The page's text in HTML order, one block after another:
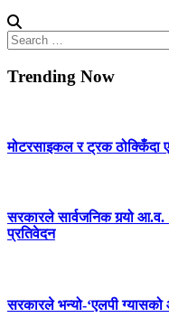
Search
for:
Trending Now
मोटरसाइकल र ट्रक ठोक्किँदा
सरकारले सार्वजनिक गर्‍यो
प्रतिवेदन
सरकारले भन्यो-‘एलपी